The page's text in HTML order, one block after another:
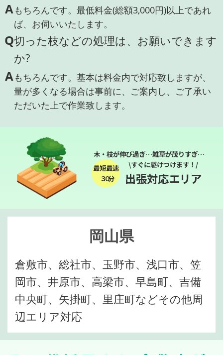
Aもちろんです。最低料金(総額3,000円)以上であれ
ば、お伺いいたします。
Q切った枝などの処理は、お願いできます
か?
Aもちろんです。基本は料金内で対応致しますが、
量が多くなる場合は事前に、ご案内し、ご了承い
ただいた上で作業致します。
木・枝が伸び過ぎ…雑草が茂りすぎ…
最短最速
３０分
\すぐに駆けつけます！/
出張対応エリア
岡山県
倉敷市、総社市、玉野市、浅口市、笠
岡市、井原市、高梁市、早島町、吉備
中央町、矢掛町、里庄町などその他周
辺エリア対応